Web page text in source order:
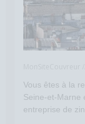
Vous êtes à la
Seine-et-Marne
entreprise de